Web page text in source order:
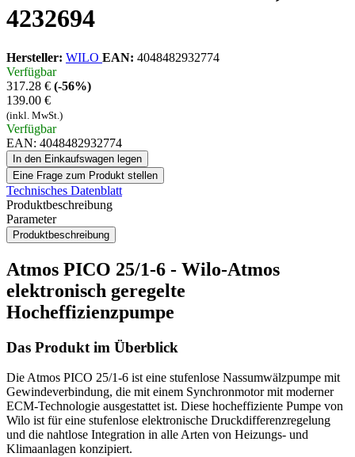
4232694
Hersteller: WILO EAN: 4048482932774
Verfügbar
317.28 € (-56%)
139.00 €
(inkl. MwSt.)
Verfügbar
EAN: 4048482932774
In den Einkaufswagen legen
Eine Frage zum Produkt stellen
Technisches Datenblatt
Produktbeschreibung
Parameter
Produktbeschreibung
Atmos PICO 25/1-6 - Wilo-Atmos
elektronisch geregelte
Hocheffizienzpumpe
Das Produkt im Überblick
Die Atmos PICO 25/1-6 ist eine stufenlose Nassumwälzpumpe mit
Gewindeverbindung, die mit einem Synchronmotor mit moderner
ECM-Technologie ausgestattet ist. Diese hocheffiziente Pumpe von
Wilo ist für eine stufenlose elektronische Druckdifferenzregelung
und die nahtlose Integration in alle Arten von Heizungs- und
Klimaanlagen konzipiert.